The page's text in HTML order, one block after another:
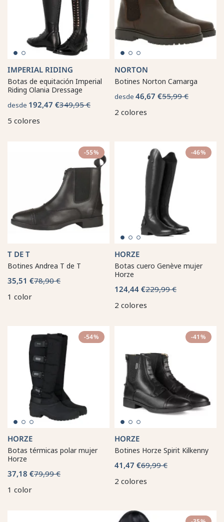
IMPERIAL RIDING
Botas de equitación Imperial
Riding Olania Dressage
desde 192,47 €349,95 €
5 colores
NORTON
Botines Norton Camarga
desde 46,67 €55,99 €
2 colores
-55%
T DE T
Botines Andrea T de T
35,51 €78,90 €
1 color
-46%
HORZE
Botas cuero Genève mujer
Horze
124,44 €229,99 €
2 colores
-54%
HORZE
Botas térmicas polar mujer
Horze
37,18 €79,99 €
1 color
-41%
HORZE
Botines Horze Spirit Kilkenny
41,47 €69,99 €
2 colores